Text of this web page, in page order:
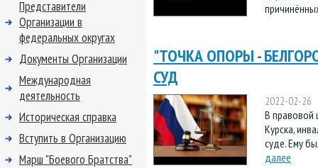
"ТОЧКА ОПОРЫ -
СУД
2022-02-26
В правовой
Курска,
суде. Ему
далее
Представители
Организации в
федеральных округах
Документы Организации
Международная
деятельность
Историческая справка
Вступить в Организацию
Марш "Боевого Братства"